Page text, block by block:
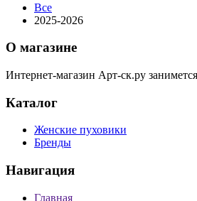
Все
2025-2026
О магазине
Интернет-магазин Арт-ск.ру
Каталог
Женские пуховики
Бренды
Навигация
Главная